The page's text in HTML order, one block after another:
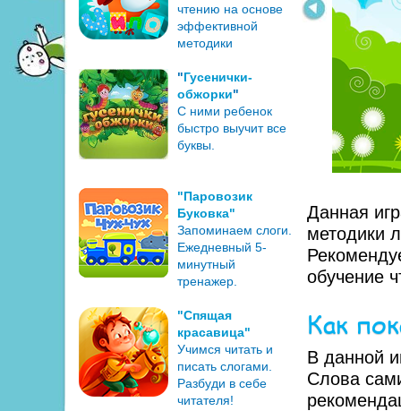
чтению на основе
эффективной
методики
"Гусенички-
обжорки"
С ними ребенок
быстро выучит все
буквы.
"Паровозик
Буковка"
Запоминаем слоги.
Ежедневный 5-
минутный
тренажер.
"Спящая
красавица"
Учимся читать и
писать слогами.
Разбуди в себе
читателя!
Данная
методики
обучение
Как
В данной
Слова